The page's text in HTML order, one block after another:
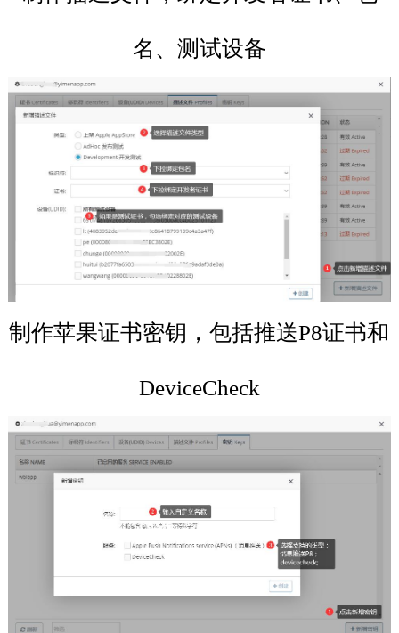
名、测试设备
制作苹果证书密钥，包括推送P8证书和
DeviceCheck